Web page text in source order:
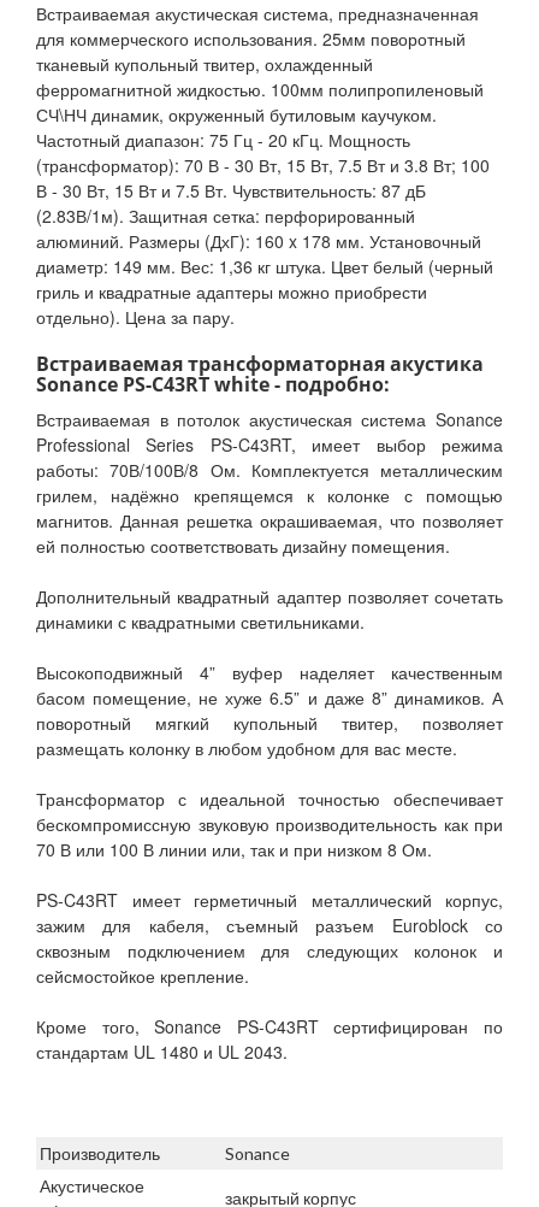
Встраиваемая акустическая система, предназначенная
для коммерческого использования. 25мм поворотный
тканевый купольный твитер, охлажденный
ферромагнитной жидкостью. 100мм полипропиленовый
СЧ\НЧ динамик, окруженный бутиловым каучуком.
Частотный диапазон: 75 Гц - 20 кГц. Мощность
(трансформатор): 70 В - 30 Вт, 15 Вт, 7.5 Вт и 3.8 Вт; 100
В - 30 Вт, 15 Вт и 7.5 Вт. Чувствительность: 87 дБ
(2.83В/1м). Защитная сетка: перфорированный
алюминий. Размеры (ДхГ): 160 x 178 мм. Установочный
диаметр: 149 мм. Вес: 1,36 кг штука. Цвет белый (черный
гриль и квадратные адаптеры можно приобрести
отдельно). Цена за пару.
Встраиваемая трансформаторная акустика
Sonance PS-C43RT white - подробно:
Встраиваемая в потолок акустическая система Sonance
Professional Series PS-C43RT, имеет выбор режима
работы: 70В/100В/8 Ом. Комплектуется металлическим
грилем, надёжно крепящемся к колонке с помощью
магнитов. Данная решетка окрашиваемая, что позволяет
ей полностью соответствовать дизайну помещения.
Дополнительный квадратный адаптер позволяет сочетать
динамики с квадратными светильниками.
Высокоподвижный 4” вуфер наделяет качественным
басом помещение, не хуже 6.5” и даже 8” динамиков. А
поворотный мягкий купольный твитер, позволяет
размещать колонку в любом удобном для вас месте.
Трансформатор с идеальной точностью обеспечивает
бескомпромиссную звуковую производительность как при
70 В или 100 В линии или, так и при низком 8 Ом.
PS-C43RT имеет герметичный металлический корпус,
зажим для кабеля, съемный разъем Euroblock со
сквозным подключением для следующих колонок и
сейсмостойкое крепление.
Кроме того, Sonance PS-C43RT сертифицирован по
стандартам UL 1480 и UL 2043.
Производитель
Sonance
Акустическое
закрытый корпус